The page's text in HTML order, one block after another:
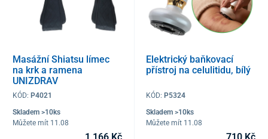
Masážní Shiatsu límec
na krk a ramena
UNIZDRAV
KÓD: P4021
Skladem >10ks
Můžete mít 11.08
Elektrický baňkovací
přístroj na celulitidu, bílý
KÓD:P5324
Skladem >10ks
Můžete mít 11.08